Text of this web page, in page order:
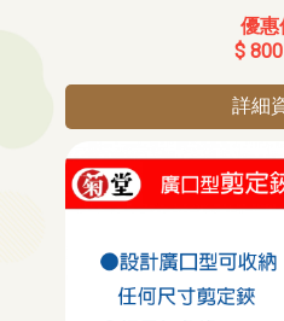
$
詳細